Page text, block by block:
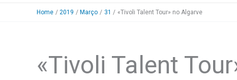
Home 2019 Março 31 «Tivoli Talent Tour» no Algarve
«Tivoli Talent